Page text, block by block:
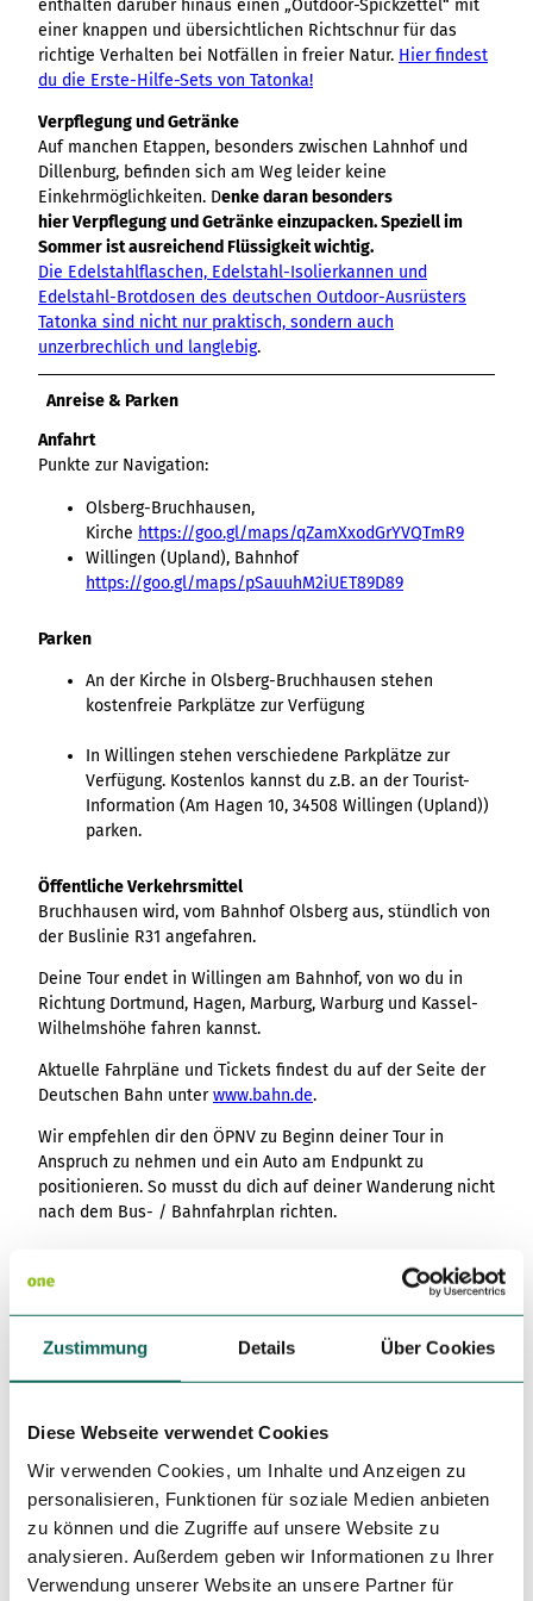
Zustimmung Details Über Cookies
Diese Webseite verwendet Cookies
Wir verwenden Cookies, um Inhalte und Anzeigen zu
personalisieren, Funktionen für soziale Medien anbieten
zu können und die Zugriffe auf unsere Website zu
analysieren. Außerdem geben wir Informationen zu Ihrer
Verwendung unserer Website an unsere Partner für
enthalten darüber hinaus einen „Outdoor-Spickzettel“ mit
einer knappen und übersichtlichen Richtschnur für das
richtige Verhalten bei Notfällen in freier Natur. Hier findest
du die Erste-Hilfe-Sets von Tatonka!
Verpflegung und Getränke
Auf manchen Etappen, besonders zwischen Lahnhof und
Dillenburg, befinden sich am Weg leider keine
Einkehrmöglichkeiten. Denke daran besonders
hier Verpflegung und Getränke einzupacken. Speziell im
Sommer ist ausreichend Flüssigkeit wichtig.
Die Edelstahlflaschen, Edelstahl-Isolierkannen und
Edelstahl-Brotdosen des deutschen Outdoor-Ausrüsters
Tatonka sind nicht nur praktisch, sondern auch
unzerbrechlich und langlebig.
Anreise & Parken
Anfahrt
Punkte zur Navigation:
Olsberg-Bruchhausen,
Kirche https://goo.gl/maps/qZamXxodGrYVQTmR9
Willingen (Upland), Bahnhof
https://goo.gl/maps/pSauuhM2iUET89D89
Parken
An der Kirche in Olsberg-Bruchhausen stehen
kostenfreie Parkplätze zur Verfügung
In Willingen stehen verschiedene Parkplätze zur
Verfügung. Kostenlos kannst du z.B. an der Tourist-
Information (Am Hagen 10, 34508 Willingen (Upland))
parken.
Öffentliche Verkehrsmittel
Bruchhausen wird, vom Bahnhof Olsberg aus, stündlich von
der Buslinie R31 angefahren.
Deine Tour endet in Willingen am Bahnhof, von wo du in
Richtung Dortmund, Hagen, Marburg, Warburg und Kassel-
Wilhelmshöhe fahren kannst.
Aktuelle Fahrpläne und Tickets findest du auf der Seite der
Deutschen Bahn unterwww.bahn.de.
Wir empfehlen dir den ÖPNV zu Beginn deiner Tour in
Anspruch zu nehmen und ein Auto am Endpunkt zu
positionieren. So musst du dich auf deiner Wanderung nicht
nach dem Bus- / Bahnfahrplan richten.
Weitere Infos / Links
Weitere Informationen zum Rothaarsteig erhältst du
aufwww.rothaarsteig.de
sowie telefonisch an der
Zur Vorbereitung auf deine Wanderung senden wir dir gerne
unser kostenloses Infopaket zu.
Aufwww.rothaarsteig.de/prospektekannst du ganz einfach
wählen, welche Informationen du benötigst. Ein gute
Begleitung für jede Tour ist unsere Broschüre "Rothaarsteig